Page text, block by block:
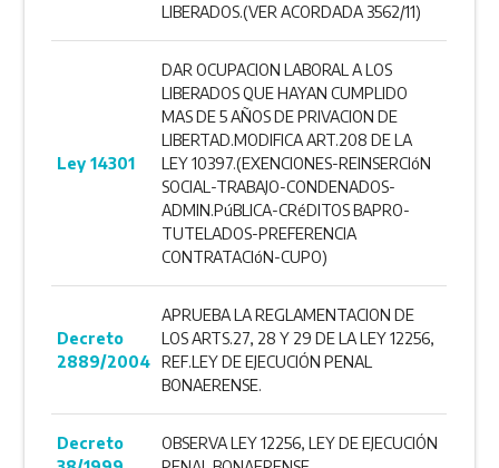
LIBERADOS.(VER ACORDADA 3562/11)
Ley 14301
DAR OCUPACION LABORAL A LOS
LIBERADOS QUE HAYAN CUMPLIDO
MAS DE 5 AÑOS DE PRIVACION DE
LIBERTAD.MODIFICA ART.208 DE LA
LEY 10397.(EXENCIONES-REINSERCIóN
SOCIAL-TRABAJO-CONDENADOS-
ADMIN.PúBLICA-CRéDITOS BAPRO-
TUTELADOS-PREFERENCIA
CONTRATACIóN-CUPO)
Decreto
2889/2004
APRUEBA LA REGLAMENTACION DE
LOS ARTS.27, 28 Y 29 DE LA LEY 12256,
REF.LEY DE EJECUCIÓN PENAL
BONAERENSE.
Decreto
OBSERVA LEY 12256, LEY DE EJECUCIÓN